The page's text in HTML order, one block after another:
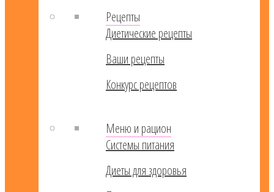
Рецепты
Диетические рецепты
Ваши рецепты
Конкурс рецептов
Меню и рацион
Системы питания
Диеты для здоровья